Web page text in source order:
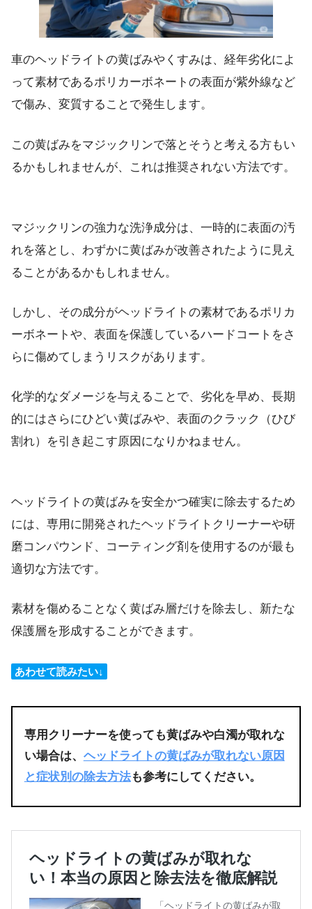
車のヘッドライトの黄ばみやくすみは、経年劣化によ
って素材であるポリカーボネートの表面が紫外線など
で傷み、変質することで発生します。
この黄ばみをマジックリンで落とそうと考える方もい
るかもしれませんが、これは推奨されない方法です。
マジックリンの強力な洗浄成分は、一時的に表面の汚
れを落とし、わずかに黄ばみが改善されたように見え
ることがあるかもしれません。
しかし、その成分がヘッドライトの素材であるポリカ
ーボネートや、表面を保護しているハードコートをさ
らに傷めてしまうリスクがあります。
化学的なダメージを与えることで、劣化を早め、長期
的にはさらにひどい黄ばみや、表面のクラック（ひび
割れ）を引き起こす原因になりかねません。
ヘッドライトの黄ばみを安全かつ確実に除去するため
には、専用に開発されたヘッドライトクリーナーや研
磨コンパウンド、コーティング剤を使用するのが最も
適切な方法です。
素材を傷めることなく黄ばみ層だけを除去し、新たな
保護層を形成することができます。
あわせて読みたい↓
専用クリーナーを使っても黄ばみや白濁が取れな
い場合は、 ヘッドライトの黄ばみが取れない原因
と症状別の除去方法も参考にしてください。